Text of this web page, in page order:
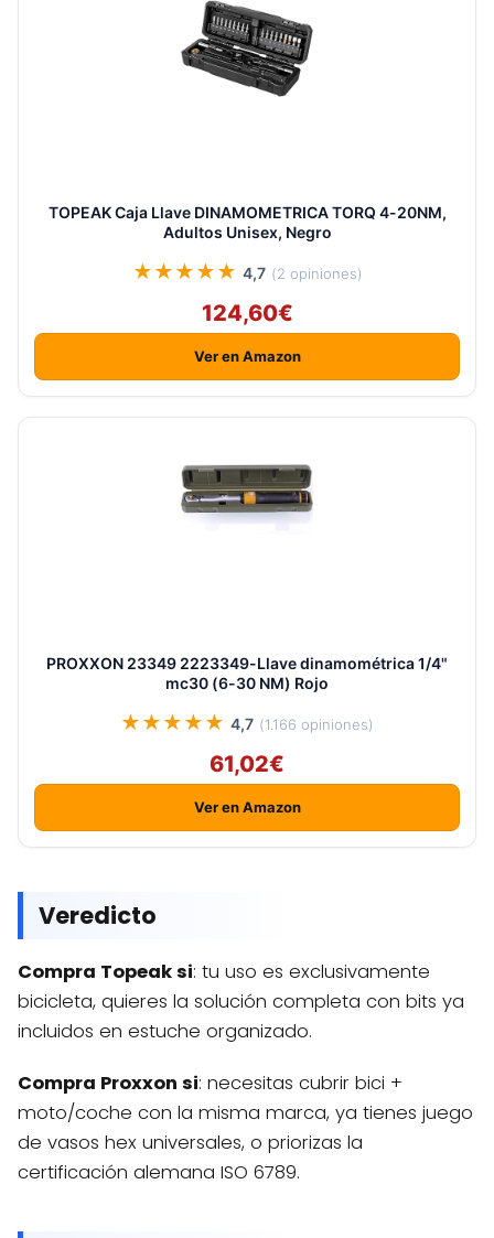
TOPEAK Caja Llave DINAMOMETRICA TORQ 4-20NM,
Adultos Unisex, Negro
★★★★★ 4,7 (2 opiniones)
124,60€
Ver en Amazon
PROXXON 23349 2223349-Llave dinamométrica 1/4"
mc30 (6-30 NM) Rojo
★★★★★ 4,7 (1.166 opiniones)
61,02€
Ver en Amazon
Veredicto
Compra Topeak si: tu uso es exclusivamente
bicicleta, quieres la solución completa con bits ya
incluidos en estuche organizado.
Compra Proxxon si: necesitas cubrir bici +
moto/coche con la misma marca, ya tienes juego
de vasos hex universales, o priorizas la
certificación alemana ISO 6789.